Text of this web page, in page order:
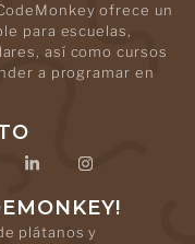
ofrece un
para escuelas,
así como cursos
a programar en
plátanos y